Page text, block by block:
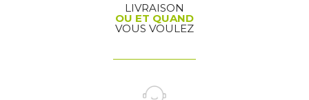
LIVRAISON
OU ET QUAND
VOUS VOULEZ